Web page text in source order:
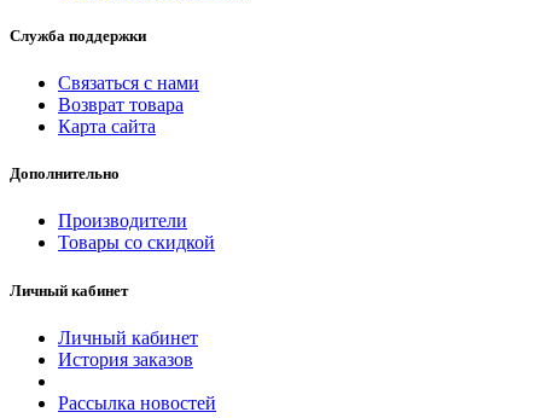
Служба поддержки
Связаться с нами
Возврат товара
Карта сайта
Дополнительно
Производители
Товары со скидкой
Личный кабинет
Личный кабинет
История заказов
Рассылка новостей